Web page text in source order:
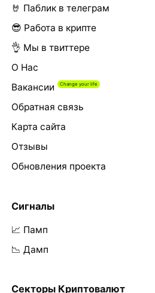
🤘 Паблик в телеграм
😎 Работа в крипте
👌 Мы в твиттере
О Нас
Вакансии
Обратная связь
Карта сайта
Отзывы
Обновления проекта
Сигналы
📈 Памп
📉 Дамп
Секторы Криптовалют